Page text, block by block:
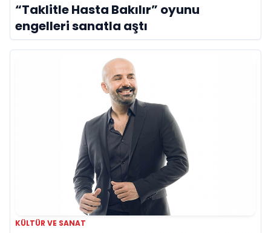
“Taklitle Hasta Bakılır” oyunu
engelleri sanatla aştı
KÜLTÜR VE SANAT